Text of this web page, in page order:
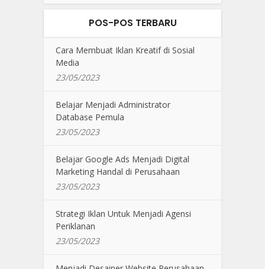
POS-POS TERBARU
Cara Membuat Iklan Kreatif di Sosial
Media
23/05/2023
Belajar Menjadi Administrator
Database Pemula
23/05/2023
Belajar Google Ads Menjadi Digital
Marketing Handal di Perusahaan
23/05/2023
Strategi Iklan Untuk Menjadi Agensi
Periklanan
23/05/2023